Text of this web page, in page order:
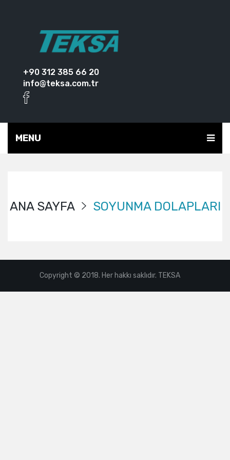
+90 312 385 66 20
info@teksa.com.tr
MENU
ANA SAYFA SOYUNMA DOLAPLARI
Copyright © 2018. Her hakkı saklıdır. TEKSA